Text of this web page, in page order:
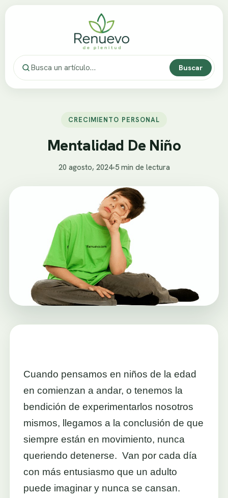
Buscar
CRECIMIENTO PERSONAL
Mentalidad De Niño
20 agosto, 2024•5 min de lectura
Cuando pensamos en niños de la edad
en comienzan a andar, o tenemos la
bendición de experimentarlos nosotros
mismos, llegamos a la conclusión de que
siempre están en movimiento, nunca
queriendo detenerse. Van por cada día
con más entusiasmo que un adulto
puede imaginar y nunca se cansan.